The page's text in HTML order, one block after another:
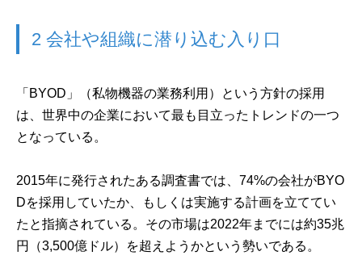
2 会社や組織に潜り込む入り口
「BYOD」（私物機器の業務利用）という方針の採用
は、世界中の企業において最も目立ったトレンドの一つ
となっている。
2015年に発行されたある調査書では、74%の会社がBYO
Dを採用していたか、もしくは実施する計画を立ててい
たと指摘されている。その市場は2022年までには約35兆
円（3,500億ドル）を超えようかという勢いである。